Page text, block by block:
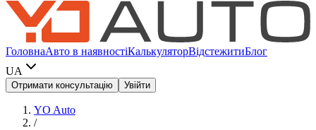
ГоловнаАвто в наявностіКалькуляторВідстежитиБлог
UA
Отримати консультацію Увійти
YO Auto
/